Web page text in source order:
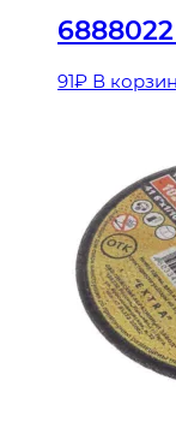
91₽ В